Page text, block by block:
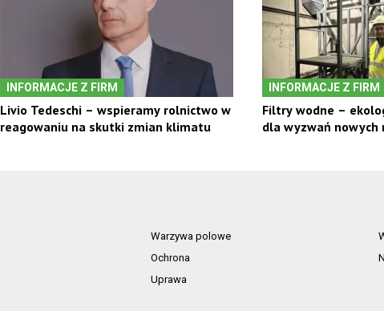
INFORMACJE Z FIRM
Livio Tedeschi – wspieramy rolnictwo w
reagowaniu na skutki zmian klimatu
INFORMACJE Z FIRM
Filtry wodne –
dla wyzwań nowych
Warzywa polowe
Ochrona
Uprawa